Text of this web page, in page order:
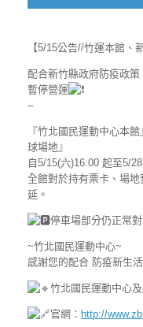
【5/15公告//竹運本館、
配合新竹縣政府防疫政
暫停營運
–
『竹北國民運動中心本
球場地』
自5/15(六)16:00 起至5/
全館對於持有票卡、場
延。
停車場部分仍正常
~竹北國民運動中心~
感謝您的配合 防疫新生
竹北國民運動中心
官網： http://